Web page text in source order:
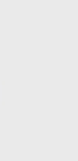
تنظم حملة توعوية